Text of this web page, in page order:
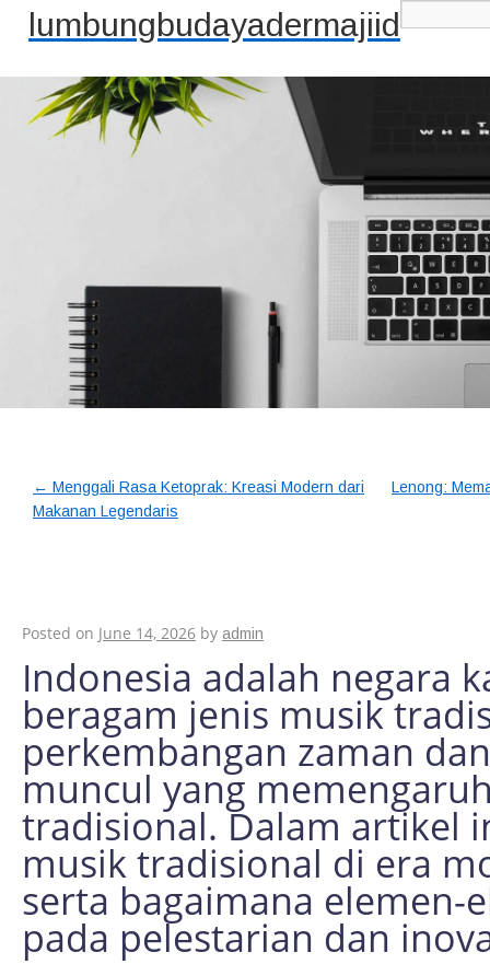
lumbungbudayadermajiid
← Menggali Rasa Ketoprak: Kreasi Modern dari
Makanan Legendaris
Lenong:
Posted on June 14, 2026 by admin
Indonesia adalah negara
beragam jenis musik
perkembangan zaman
muncul yang
tradisional. Dalam artikel
musik tradisional di era
serta bagaimana
pada pelestarian dan